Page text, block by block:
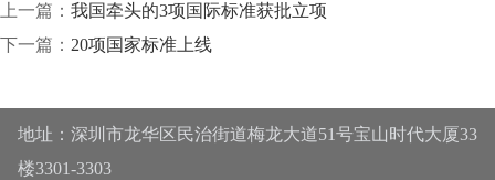
上一篇： 我国牵头的3项国际标准获批立项
下一篇： 20项国家标准上线
地址：深圳市龙华区民治街道梅龙大道51号宝山时代大厦33
楼3301-3303